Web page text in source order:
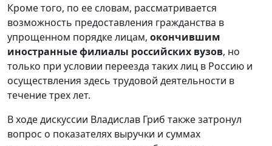
Кроме того, по ее словам, рассматривается
возможность предоставления гражданства в
упрощенном порядке лицам, окончившим
иностранные филиалы российских вузов, но
только при условии переезда таких лиц в Россию и
осуществления здесь трудовой деятельности в
течение трех лет.
В ходе дискуссии Владислав Гриб также затронул
вопрос о показателях выручки и суммах